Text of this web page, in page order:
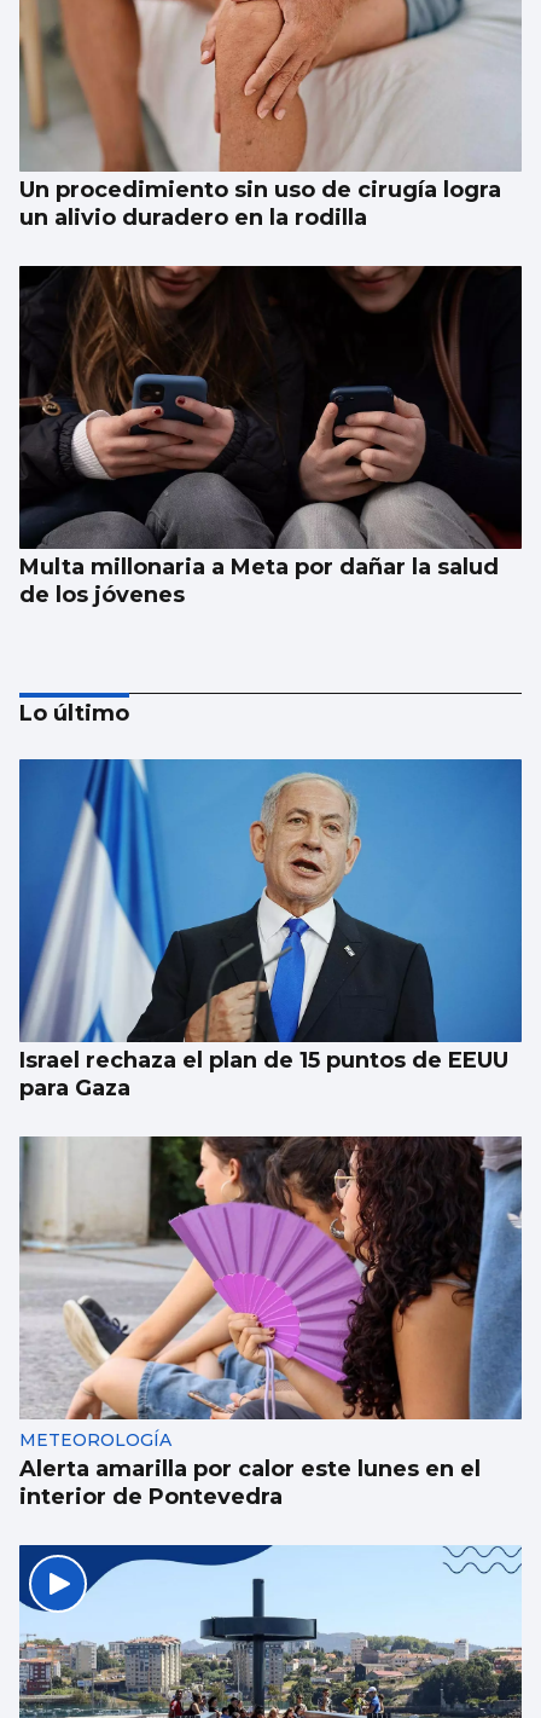
Un procedimiento sin uso de cirugía logra
un alivio duradero en la rodilla
Multa millonaria a Meta por dañar la salud
de los jóvenes
Galería | Álbum para celebrar el Día
Internacional del Gato
Lo último
Israel rechaza el plan de 15 puntos de EEUU
para Gaza
METEOROLOGÍA
Alerta amarilla por calor este lunes en el
interior de Pontevedra